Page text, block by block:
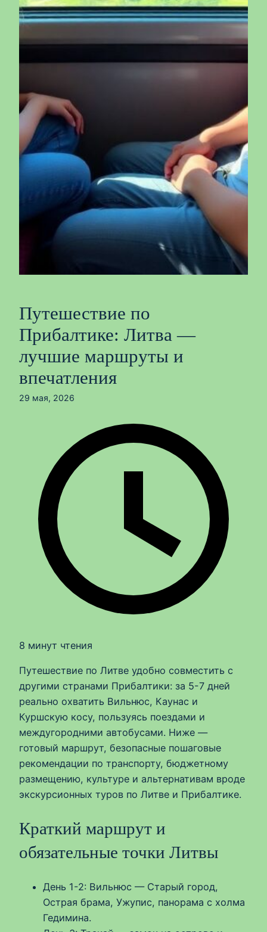
Путешествие по
Прибалтике: Литва —
лучшие маршруты и
впечатления
29 мая, 2026
8 минут чтения
Путешествие по Литве удобно совместить с
другими странами Прибалтики: за 5-7 дней
реально охватить Вильнюс, Каунас и
Куршскую косу, пользуясь поездами и
междугородними автобусами. Ниже —
готовый маршрут, безопасные пошаговые
рекомендации по транспорту, бюджетному
размещению, культуре и альтернативам вроде
экскурсионных туров по Литве и Прибалтике.
Краткий маршрут и
обязательные точки Литвы
День 1-2: Вильнюс — Старый город,
Острая брама, Ужупис, панорама с холма
Гедимина.